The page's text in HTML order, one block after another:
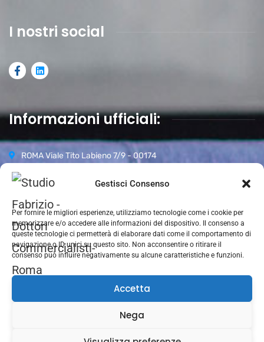
Gestisci Consenso
Per fornire le migliori esperienze, utilizziamo tecnologie come i cookie per
memorizzare e/o accedere alle informazioni del dispositivo. Il consenso a
queste tecnologie ci permetterà di elaborare dati come il comportamento di
navigazione o ID unici su questo sito. Non acconsentire o ritirare il
consenso può influire negativamente su alcune caratteristiche e funzioni.
Accetta
Nega
I nostri social
Informazioni ufficiali:
ROMA Viale Tito Labieno 7/9 - 00174
06 87942296
Orari d’apertura:
Lun-Ven 09.00-18.00
Sabato 09.00–13.00
Domenica CHIUSO